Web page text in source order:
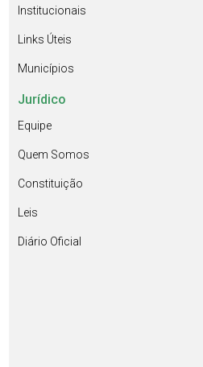
Institucionais
Links Úteis
Municípios
Jurídico
Equipe
Quem Somos
Constituição
Leis
Diário Oficial